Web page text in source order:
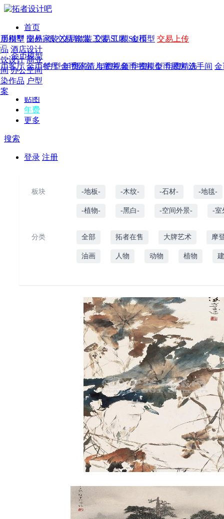
首页
发现
年费 作品 图纸 交易 软装 工装 SU模 金币
年费版块
费图纸 年费户型 年费高清 年费视频 年费模型 年费精选
作品
别墅 国外
酒店设计
设计 商业
办公空间
作品 户型
模型
模型 交易家装 交易软装 交易工装 SU模型 交易上传
金币模型
客厅 金币餐厅 金币卧室 儿童房 金币书房 金币厨房 洗手间 金
CAD
概念
贴图
年费
更多
搜索
登录 注册
板块 -地板- -木纹- -石材- -地毯-
-植物- -黑白- -空间外景- -室
分类 全部 拓者在售 大牌艺术 摩
油画 人物 动物 植物